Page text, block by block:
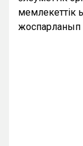
мемлекеттік
жоспарланып